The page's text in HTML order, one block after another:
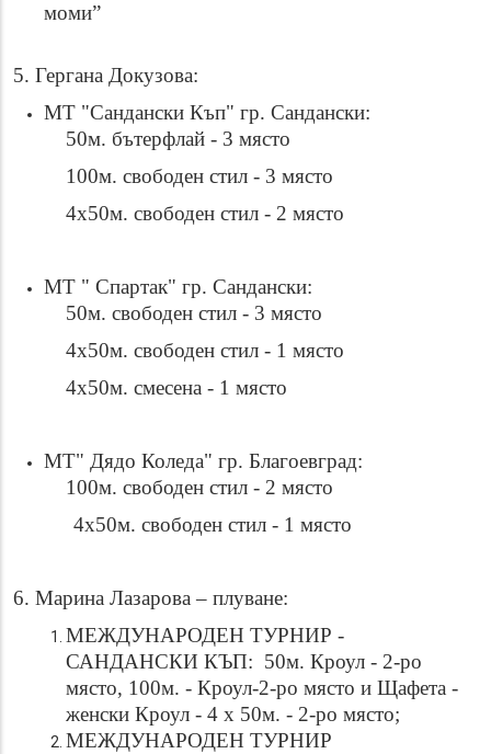
моми”
5. Гергана Докузова:
МТ "Сандански Къп" гр. Сандански:
50м. бътерфлай - 3 място
100м. свободен стил - 3 място
4х50м. свободен стил - 2 място
МТ " Спартак" гр. Сандански:
50м. свободен стил - 3 място
4х50м. свободен стил - 1 място
4х50м. смесена - 1 място
МТ" Дядо Коледа" гр. Благоевград:
100м. свободен стил - 2 място
4х50м. свободен стил - 1 място
6. Марина Лазарова – плуване:
МЕЖДУНАРОДЕН ТУРНИР -
САНДАНСКИ КЪП: 50м. Кроул - 2-ро
място, 100м. - Кроул-2-ро място и Щафета -
женски Кроул - 4 х 50м. - 2-ро място;
МЕЖДУНАРОДЕН ТУРНИР